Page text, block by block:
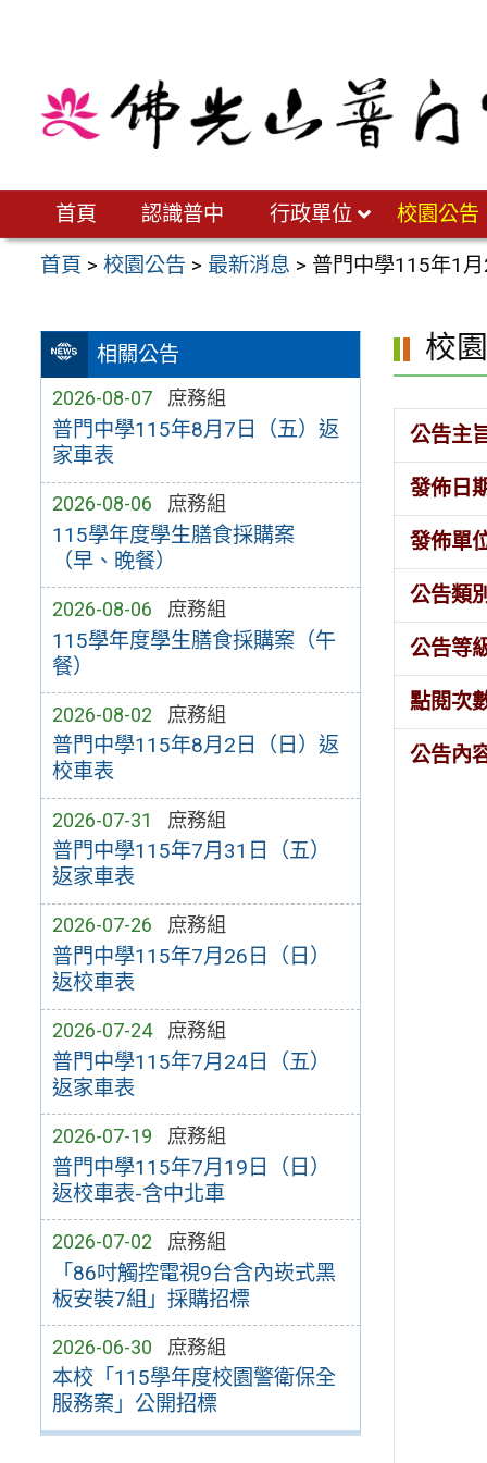
首頁 認識普中 行政單位 校園公告
首頁 >校園公告 > 最新消息 > 普門中學115年1
相關公告
2026-08-07 庶務組
普門中學115年8月7日（五）返
家車表
2026-08-06 庶務組
115學年度學生膳食採購案
（早、晚餐）
2026-08-06 庶務組
115學年度學生膳食採購案（午
餐）
2026-08-02 庶務組
普門中學115年8月2日（日）返
校車表
2026-07-31 庶務組
普門中學115年7月31日（五）
返家車表
2026-07-26 庶務組
普門中學115年7月26日（日）
返校車表
2026-07-24 庶務組
普門中學115年7月24日（五）
返家車表
2026-07-19 庶務組
普門中學115年7月19日（日）
返校車表-含中北車
2026-07-02 庶務組
「86吋觸控電視9台含內崁式黑
板安裝7組」採購招標
2026-06-30 庶務組
本校「115學年度校園警衛保全
服務案」公開招標
校
公告主
發佈日
發佈單
公告類
公告等
點閱次
公告內